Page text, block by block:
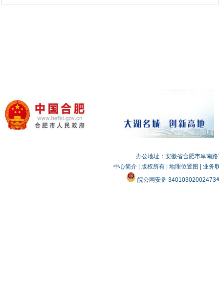
办公地址：安徽省合肥市阜南
中心简介| 版权所有| 地理位置图
业务
皖公网安备 34010302002473